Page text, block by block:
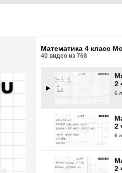
Математика 4 класс
40 видео из 768
6
2
6
2
6
2